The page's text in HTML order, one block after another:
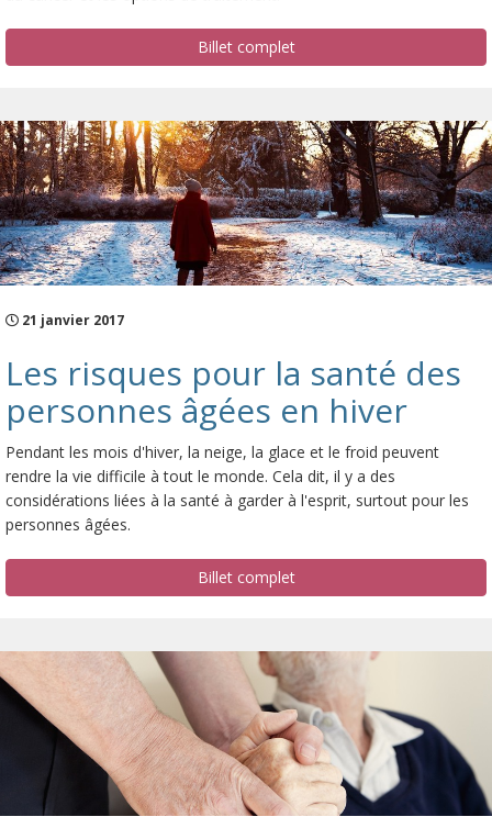
Billet complet
21 janvier 2017
Les risques pour la santé des
personnes âgées en hiver
Pendant les mois d'hiver, la neige, la glace et le froid peuvent
rendre la vie difficile à tout le monde. Cela dit, il y a des
considérations liées à la santé à garder à l'esprit, surtout pour les
personnes âgées.
Billet complet